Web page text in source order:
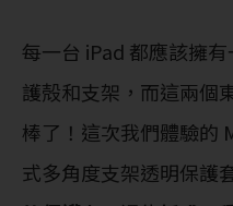
每一台 iPad 都應該擁
護殻和支架，而這兩個
棒了！這次我們體驗的
式多角度支架透明保護